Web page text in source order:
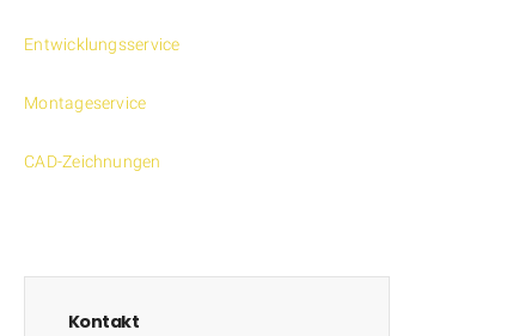
Entwicklungsservice
Montageservice
CAD-Zeichnungen
Kontakt